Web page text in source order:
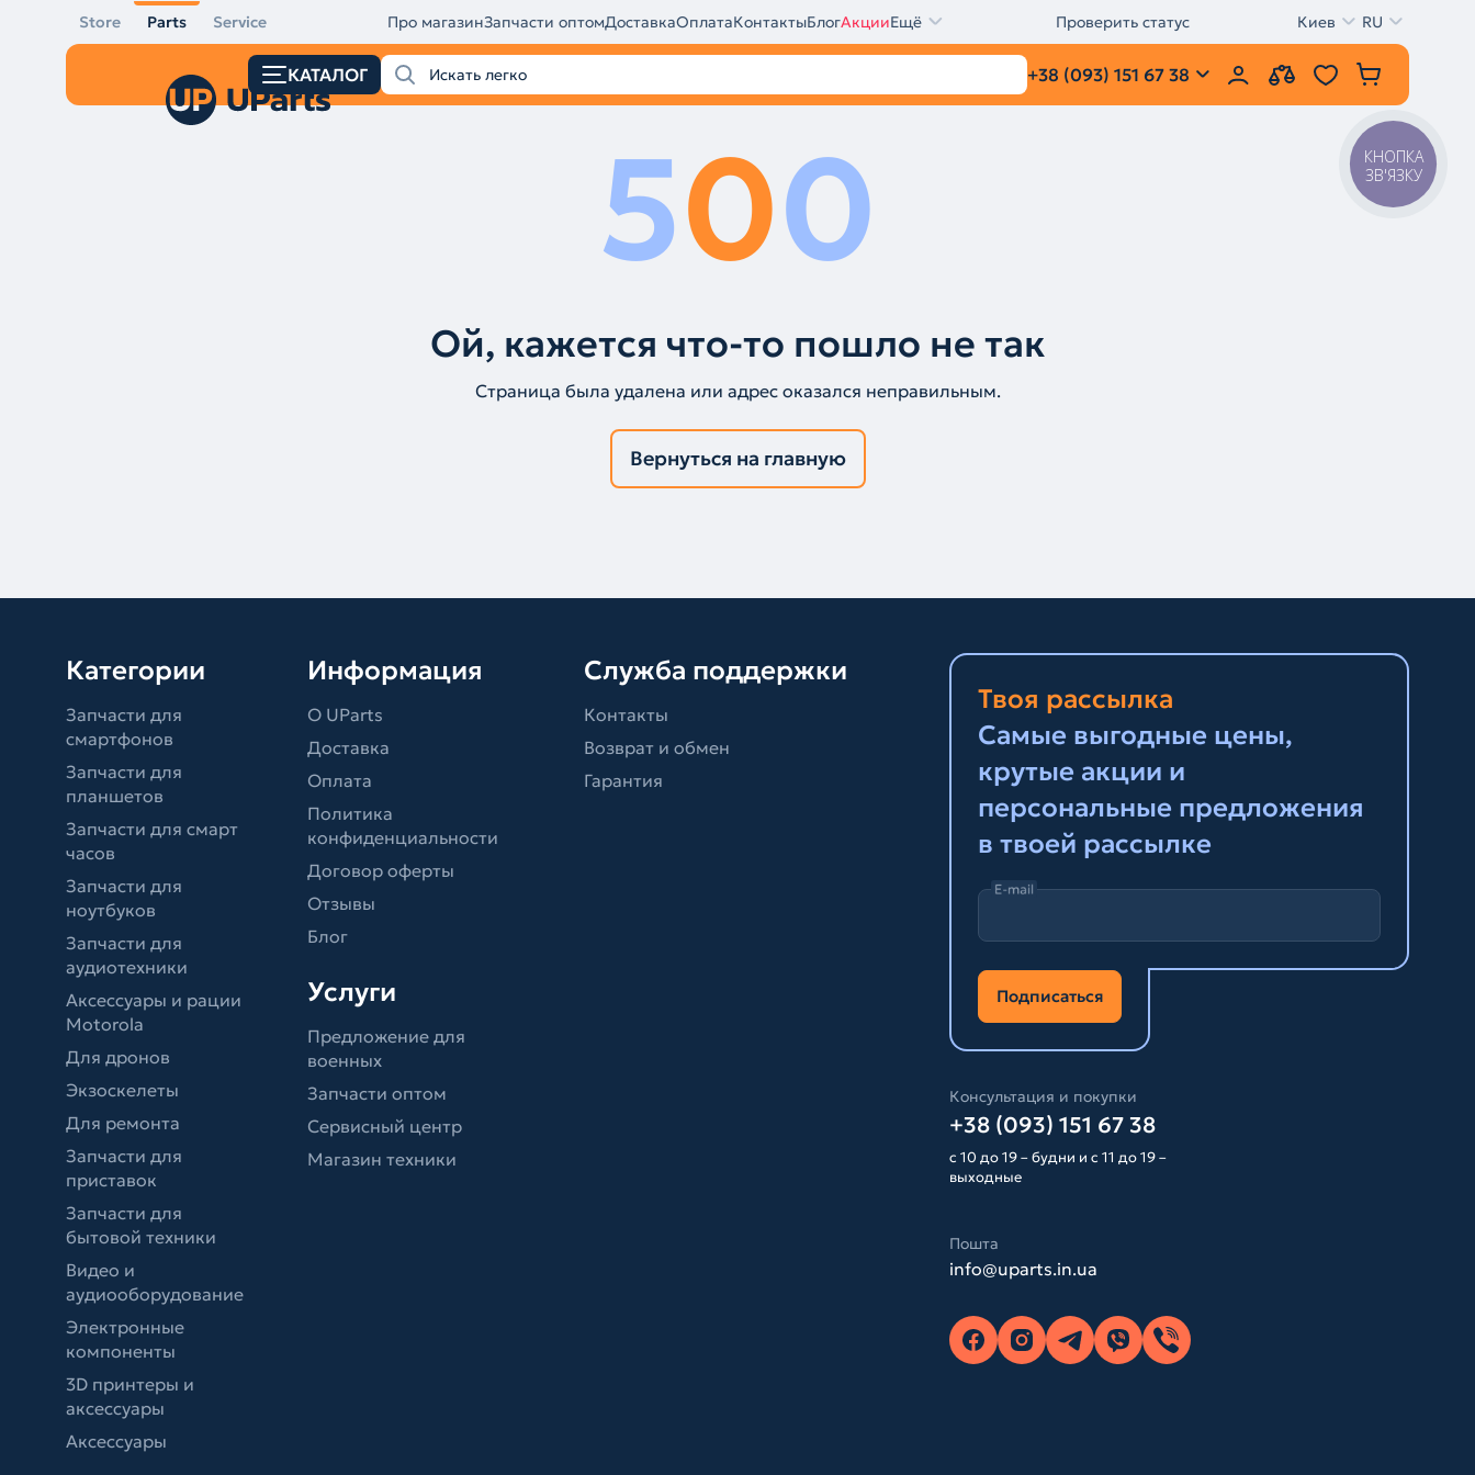
Store Parts Service Про магазинЗапчасти оптомДоставкаОплатаКонтактыБлогАкцииЕщё Проверить статус Киев RU
КАТАЛОГ +38 (093) 151 67 38
500
Ой, кажется что-то пошло не так
Страница была удалена или адрес оказался неправильным.
Вернуться на главную
Категории
Запчасти для
смартфонов
Запчасти для
планшетов
Запчасти для смарт
часов
Запчасти для
ноутбуков
Запчасти для
аудиотехники
Аксессуары и рации
Motorola
Для дронов
Экзоскелеты
Для ремонта
Запчасти для
приставок
Запчасти для
бытовой техники
Видео и
аудиооборудование
Электронные
компоненты
3D принтеры и
аксессуары
Аксессуары
Информация
О UParts
Доставка
Оплата
Политика
конфиденциальности
Договор оферты
Отзывы
Блог
Услуги
Предложение для
военных
Запчасти оптом
Сервисный центр
Магазин техники
Служба поддержки
Контакты
Возврат и обмен
Гарантия
Твоя рассылка
Самые выгодные цены,
крутые акции и
персональные предложения
в твоей рассылке
E-mail
Подписаться
Консультация и покупки
+38 (093) 151 67 38
с 10 до 19 – будни и с 11 до 19 –
выходные
Пошта
info@uparts.in.ua
КНОПКА
ЗВ'ЯЗКУ